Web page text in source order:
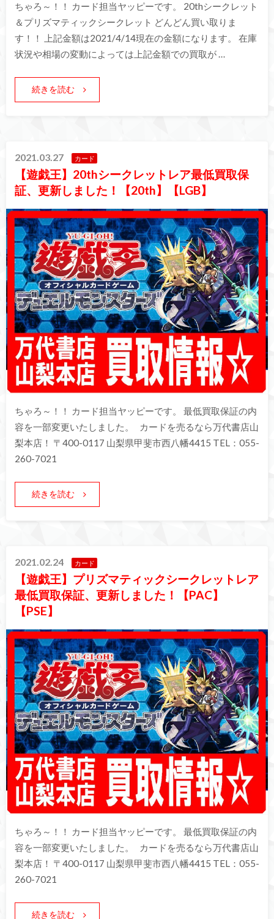
ちゃろ～！！ カード担当ヤッピーです。 20thシークレット
＆プリズマティックシークレット どんどん買い取りま
す！！ 上記金額は2021/4/14現在の金額になります。 在庫
状況や相場の変動によっては上記金額での買取が …
続きを読む
2021.03.27 カード
【遊戯王】20thシークレットレア最低買取保
証、更新しました！【20th】【LGB】
ちゃろ～！！ カード担当ヤッピーです。 最低買取保証の内
容を一部変更いたしました。 カードを売るなら万代書店山
梨本店！ 〒400-0117 山梨県甲斐市西八幡4415 TEL：055-
260-7021
続きを読む
2021.02.24 カード
【遊戯王】プリズマティックシークレットレア
最低買取保証、更新しました！【PAC】
【PSE】
ちゃろ～！！ カード担当ヤッピーです。 最低買取保証の内
容を一部変更いたしました。 カードを売るなら万代書店山
梨本店！ 〒400-0117 山梨県甲斐市西八幡4415 TEL：055-
260-7021
続きを読む